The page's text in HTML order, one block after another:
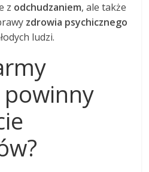
z odchudzaniem, ale także
zdrowia psychicznego
ludzi.
powinny